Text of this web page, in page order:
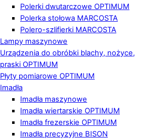
Polerki dwutarczowe OPTIMUM
Polerka stołowa MARCOSTA
Polero-szlifierki MARCOSTA
Lampy maszynowe
Urządzenia do obróbki blachy, nożyce,
praski OPTIMUM
Płyty pomiarowe OPTIMUM
Imadła
Imadła maszynowe
Imadła wiertarskie OPTIMUM
Imadła frezerskie OPTIMUM
Imadła precyzyjne BISON